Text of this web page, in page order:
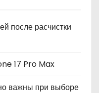
после расчистки
17 Pro Max
важны при выборе